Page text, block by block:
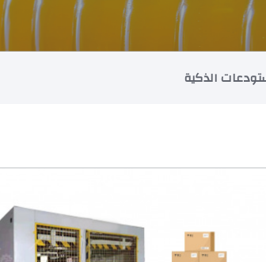
الذكية